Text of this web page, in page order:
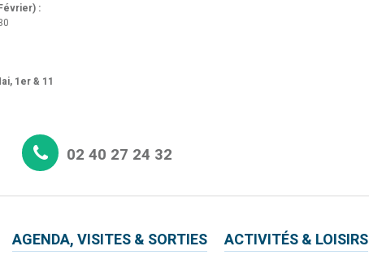
:
1er & 11
02 40 27 24 32
AGENDA, VISITES & SORTIES ACTIVITÉS & LOISIRS